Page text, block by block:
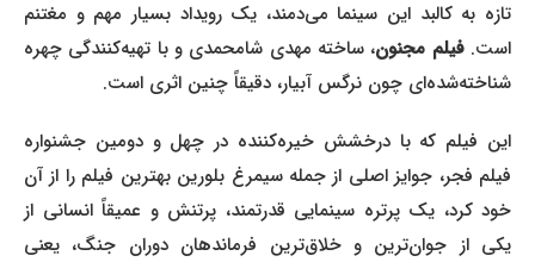
تازه به کالبد این سینما می‌دمند، یک رویداد بسیار مهم و مغتنم
است.فیلم مجنون، ساخته مهدی شامحمدی و با تهیه‌کنندگی چهره
شناخته‌شده‌ای چون نرگس آبیار، دقیقاً چنین اثری است.
این فیلم که با درخشش خیره‌کننده در چهل و دومین جشنواره
فیلم فجر، جوایز اصلی از جمله سیمرغ بلورین بهترین فیلم را از آن
خود کرد، یک پرتره سینمایی قدرتمند، پرتنش و عمیقاً انسانی از
یکی از جوان‌ترین و خلاق‌ترین فرماندهان دوران جنگ، یعنی